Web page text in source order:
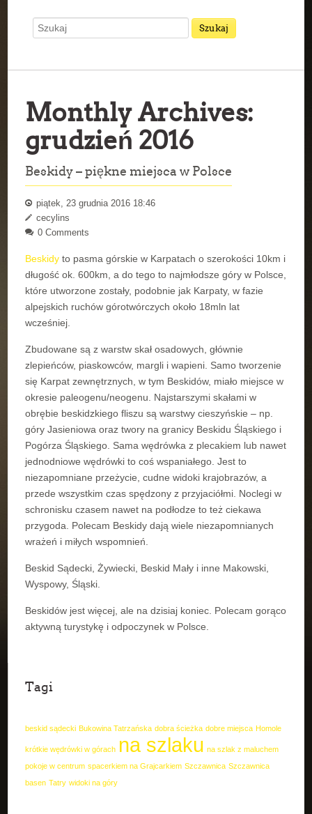
Monthly Archives:
grudzień 2016
Beskidy – piękne miejsca w Polsce
piątek, 23 grudnia 2016 18:46
cecylins
0 Comments
Beskidy to pasma górskie w Karpatach o szerokości 10km i
długość ok. 600km, a do tego to najmłodsze góry w Polsce,
które utworzone zostały, podobnie jak Karpaty, w fazie
alpejskich ruchów górotwórczych około 18mln lat
wcześniej.
Zbudowane są z warstw skał osadowych, głównie
zlepieńców, piaskowców, margli i wapieni. Samo tworzenie
się Karpat zewnętrznych, w tym Beskidów, miało miejsce w
okresie paleogenu/neogenu. Najstarszymi skałami w
obrębie beskidzkiego fliszu są warstwy cieszyńskie – np.
góry Jasieniowa oraz twory na granicy Beskidu Śląskiego i
Pogórza Śląskiego. Sama wędrówka z plecakiem lub nawet
jednodniowe wędrówki to coś wspaniałego. Jest to
niezapomniane przeżycie, cudne widoki krajobrazów, a
przede wszystkim czas spędzony z przyjaciółmi. Noclegi w
schronisku czasem nawet na podłodze to też ciekawa
przygoda. Polecam Beskidy dają wiele niezapomnianych
wrażeń i miłych wspomnień.
Beskid Sądecki, Żywiecki, Beskid Mały i inne Makowski,
Wyspowy, Śląski.
Beskidów jest więcej, ale na dzisiaj koniec. Polecam gorąco
aktywną turystykę i odpoczynek w Polsce.
Tagi
beskid sądecki Bukowina Tatrzańska dobra ścieżka dobre miejsca Homole
krótkie wędrówki w górach na szlaku na szlak z maluchem
pokoje w centrum spacerkiem na Grajcarkiem Szczawnica Szczawnica
basen Tatry widoki na góry